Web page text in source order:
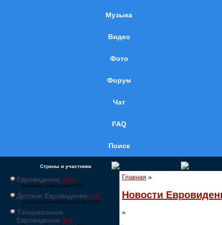
Музыка
Видео
Фото
Форум
Чат
FAQ
Поиск
Страны и участники
Евровидение [1858]
Eurovision Song Contest ESC
Детское Евровидение [878]
Junior Eurovision Song Contest JESC
Танцевальное
Евровидение [106]
Главная »
Новости
»